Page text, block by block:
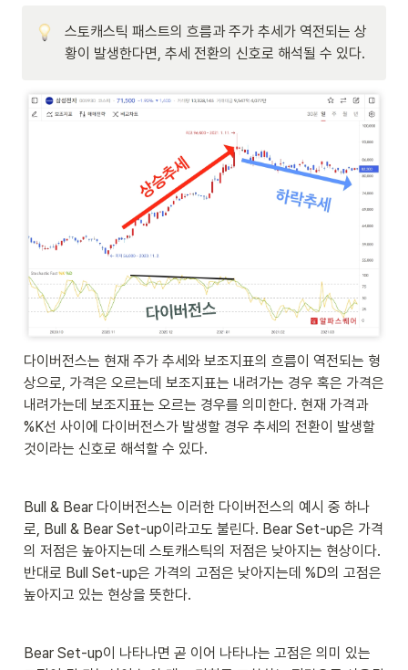
스토캐스틱 패스트의 흐름과 주가 추세가 역전되는 상
황이 발생한다면, 추세 전환의 신호로 해석될 수 있다.
다이버전스는 현재 주가 추세와 보조지표의 흐름이 역전되는 형
상으로, 가격은 오르는데 보조지표는 내려가는 경우 혹은 가격은
내려가는데 보조지표는 오르는 경우를 의미한다. 현재 가격과
%K선 사이에 다이버전스가 발생할 경우 추세의 전환이 발생할
것이라는 신호로 해석할 수 있다.
Bull & Bear 다이버전스는 이러한 다이버전스의 예시 중 하나
로, Bull & Bear Set-up이라고도 불린다. Bear Set-up은 가격
의 저점은 높아지는데 스토캐스틱의 저점은 낮아지는 현상이다.
반대로 Bull Set-up은 가격의 고점은 낮아지는데 %D의 고점은
높아지고 있는 현상을 뜻한다.
Bear Set-up이 나타나면 곧 이어 나타나는 고점은 의미 있는